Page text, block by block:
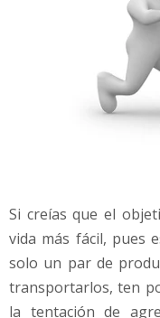
Si creías que el
vida más fácil, pues
solo un par de
transportarlos, ten
la tentación de